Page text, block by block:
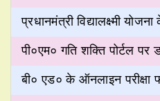
प्रधानमंत्री विद्यालक्ष्मी
पी०एम० गति शक्ति पोर्टल
बी० एड० के ऑनलाइन परीक्षा